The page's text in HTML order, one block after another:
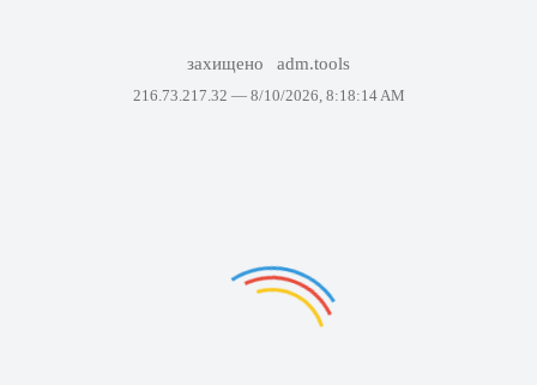
захищено adm.tools
216.73.217.32 — 8/10/2026, 8:18:14 AM